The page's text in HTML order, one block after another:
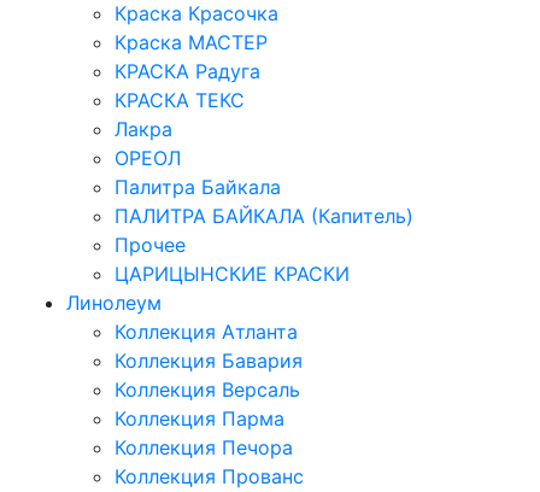
Краска Красочка
Краска МАСТЕР
КРАСКА Радуга
КРАСКА ТЕКС
Лакра
ОРЕОЛ
Палитра Байкала
ПАЛИТРА БАЙКАЛА (Капитель)
Прочее
ЦАРИЦЫНСКИЕ КРАСКИ
Линолеум
Коллекция Атланта
Коллекция Бавария
Коллекция Версаль
Коллекция Парма
Коллекция Печора
Коллекция Прованс